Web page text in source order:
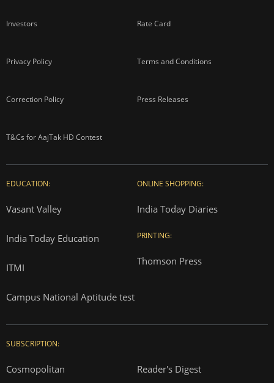
Investors Rate Card
Privacy Policy Terms and Conditions
Correction Policy Press Releases
T&Cs for AajTak HD Contest
EDUCATION:
Vasant Valley
India Today Education
ITMI
Campus National Aptitude test
ONLINE SHOPPING:
India Today Diaries
PRINTING:
Thomson Press
SUBSCRIPTION:
Cosmopolitan Reader's Digest